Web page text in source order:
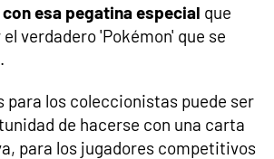
esa pegatina especial que
verdadero 'Pokémon' que se
para los coleccionistas puede ser
de hacerse con una carta
para los jugadores competitivos